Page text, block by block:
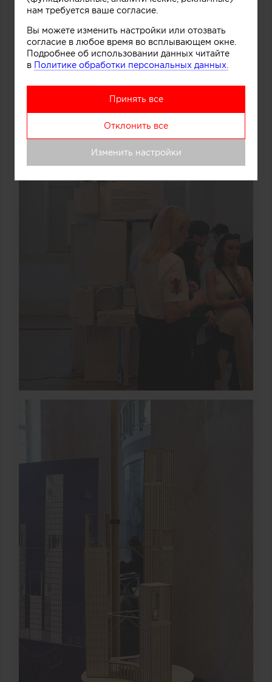
нам требуется ваше согласие.
Вы можете изменить настройки или отозвать
согласие в любое время во всплывающем окне.
Подробнее об использовании данных читайте
в Политике обработки персональных данных.
Принять все
Отклонить все
Изменить настройки